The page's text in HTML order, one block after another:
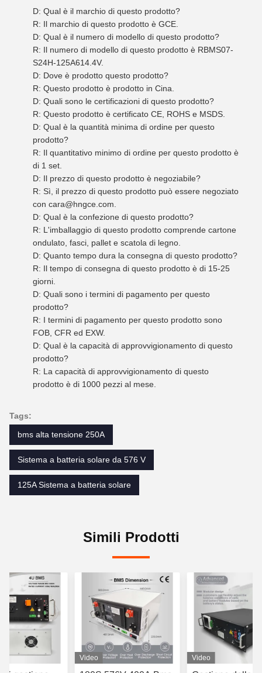
D: Qual è il marchio di questo prodotto?
R: Il marchio di questo prodotto è GCE.
D: Qual è il numero di modello di questo prodotto?
R: Il numero di modello di questo prodotto è RBMS07-
S24H-125A614.4V.
D: Dove è prodotto questo prodotto?
R: Questo prodotto è prodotto in Cina.
D: Quali sono le certificazioni di questo prodotto?
R: Questo prodotto è certificato CE, ROHS e MSDS.
D: Qual è la quantità minima di ordine per questo
prodotto?
R: Il quantitativo minimo di ordine per questo prodotto è
di 1 set.
D: Il prezzo di questo prodotto è negoziabile?
R: Sì, il prezzo di questo prodotto può essere negoziato
con cara@hngce.com.
D: Qual è la confezione di questo prodotto?
R: L'imballaggio di questo prodotto comprende cartone
ondulato, fasci, pallet e scatola di legno.
D: Quanto tempo dura la consegna di questo prodotto?
R: Il tempo di consegna di questo prodotto è di 15-25
giorni.
D: Quali sono i termini di pagamento per questo
prodotto?
R: I termini di pagamento per questo prodotto sono
FOB, CFR ed EXW.
D: Qual è la capacità di approvvigionamento di questo
prodotto?
R: La capacità di approvvigionamento di questo
prodotto è di 1000 pezzi al mese.
Tags:
bms alta tensione 250A
Sistema a batteria solare da 576 V
125A Sistema a batteria solare
Simili Prodotti
Video Video